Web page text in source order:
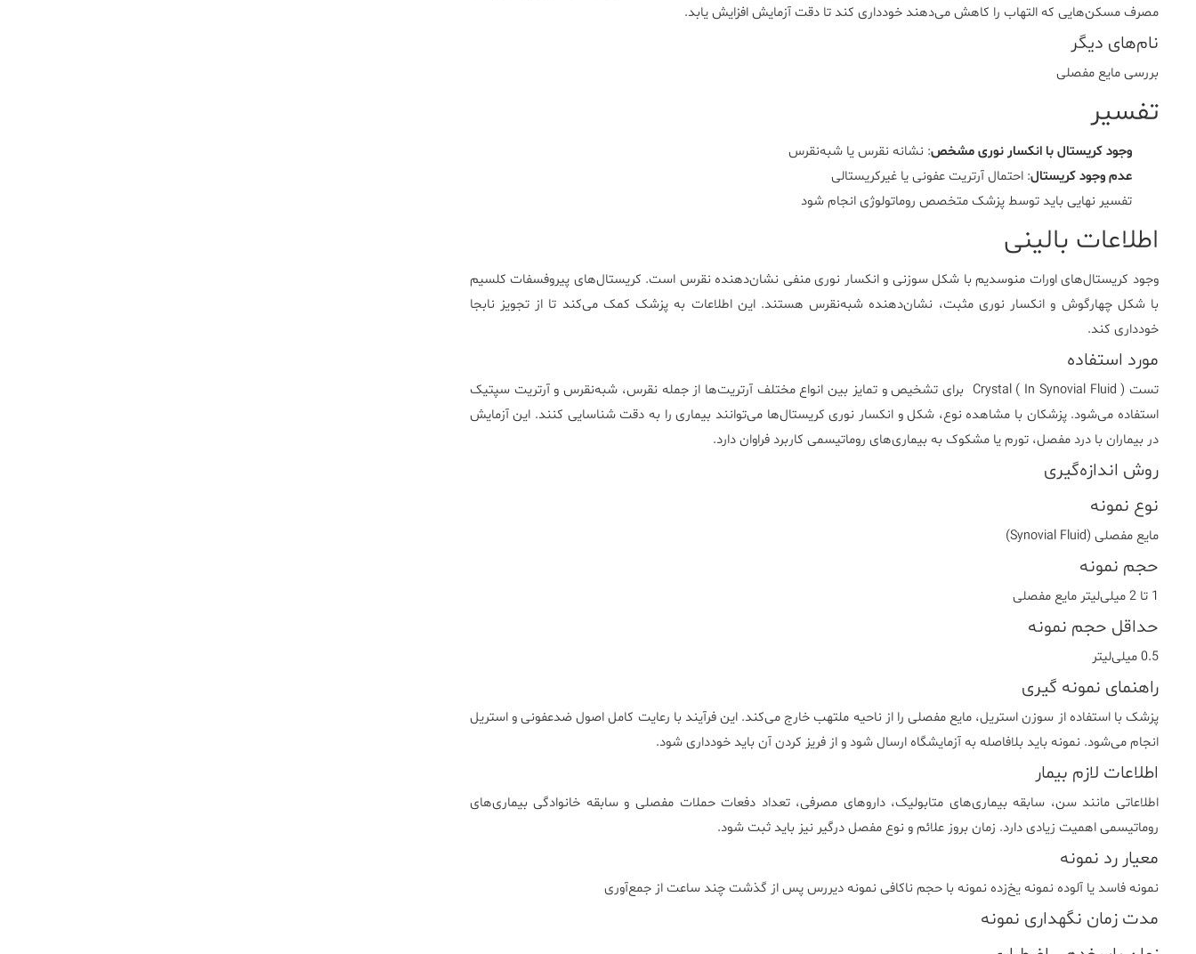
مصرف مسکن‌هایی که التهاب را کاهش می‌دهند خودداری کند تا دقت آزمایش افزایش یابد.
نام‌های دیگر
بررسی مایع مفصلی
تفسیر
وجود کریستال با انکسار نوری مشخص: نشانه نقرس یا شبه‌نقرس
عدم وجود کریستال: احتمال آرتریت عفونی یا غیرکریستالی
تفسیر نهایی باید توسط پزشک متخصص روماتولوژی انجام شود
اطلاعات بالینی
وجود کریستال‌های اورات منوسدیم با شکل سوزنی و انکسار نوری منفی نشان‌دهنده نقرس است. کریستال‌های پیروفسفات کلسیم
با شکل چهارگوش و انکسار نوری مثبت، نشان‌دهنده شبه‌نقرس هستند. این اطلاعات به پزشک کمک می‌کند تا از تجویز نابجا
خودداری کند.
مورد استفاده
تست Crystal ( In Synovial Fluid ) برای تشخیص و تمایز بین انواع مختلف آرتریت‌ها از جمله نقرس، شبه‌نقرس و آرتریت سپتیک
استفاده می‌شود. پزشکان با مشاهده نوع، شکل و انکسار نوری کریستال‌ها می‌توانند بیماری را به دقت شناسایی کنند. این آزمایش
در بیماران با درد مفصل، تورم یا مشکوک به بیماری‌های روماتیسمی کاربرد فراوان دارد.
روش اندازه‌گیری
نوع نمونه
مایع مفصلی (Synovial Fluid)
حجم نمونه
1 تا 2 میلی‌لیتر مایع مفصلی
حداقل حجم نمونه
0.5 میلی‌لیتر
راهنمای نمونه گیری
پزشک با استفاده از سوزن استریل، مایع مفصلی را از ناحیه ملتهب خارج می‌کند. این فرآیند با رعایت کامل اصول ضدعفونی و استریل
انجام می‌شود. نمونه باید بلافاصله به آزمایشگاه ارسال شود و از فریز کردن آن باید خودداری شود.
اطلاعات لازم بیمار
اطلاعاتی مانند سن، سابقه بیماری‌های متابولیک، داروهای مصرفی، تعداد دفعات حملات مفصلی و سابقه خانوادگی بیماری‌های
روماتیسمی اهمیت زیادی دارد. زمان بروز علائم و نوع مفصل درگیر نیز باید ثبت شود.
معیار رد نمونه
نمونه فاسد یا آلوده نمونه یخ‌زده نمونه با حجم ناکافی نمونه دیررس پس از گذشت چند ساعت از جمع‌آوری
مدت زمان نگهداری نمونه